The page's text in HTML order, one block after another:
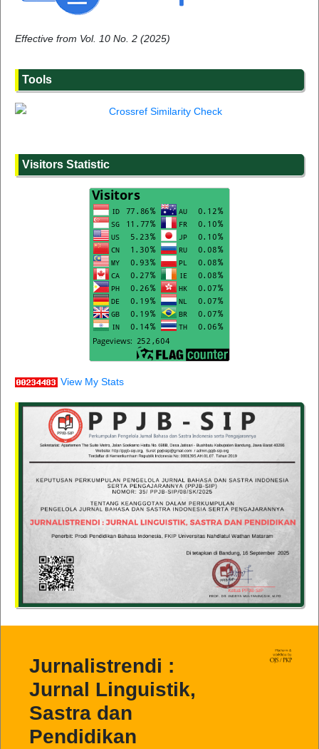
Effective from Vol. 10 No. 2 (2025)
Tools
Visitors Statistic
View My Stats
Jurnalistrendi :
Jurnal Linguistik,
Sastra dan
Pendidikan